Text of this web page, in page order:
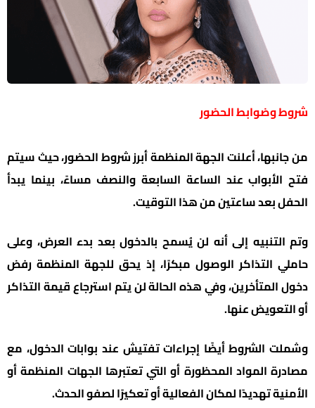
شروط وضوابط الحضور
من جانبها، أعلنت الجهة المنظمة أبرز شروط الحضور، حيث سيتم
فتح الأبواب عند الساعة السابعة والنصف مساءً، بينما يبدأ
الحفل بعد ساعتين من هذا التوقيت.
وتم التنبيه إلى أنه لن يُسمح بالدخول بعد بدء العرض، وعلى
حاملي التذاكر الوصول مبكرًا، إذ يحق للجهة المنظمة رفض
دخول المتأخرين، وفي هذه الحالة لن يتم استرجاع قيمة التذاكر
أو التعويض عنها.
وشملت الشروط أيضًا إجراءات تفتيش عند بوابات الدخول، مع
مصادرة المواد المحظورة أو التي تعتبرها الجهات المنظمة أو
الأمنية تهديدًا لمكان الفعالية أو تعكيرًا لصفو الحدث.